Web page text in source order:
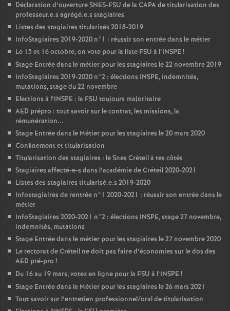
Déclaration d’ouvertureSNES-FSU de la CAPAde titularisation des
professeur.e.s agrégé.e.s stagiaires
Listes des stagiaires titularisés 2018-2019
InfoStagiaires 2019-2020 n°1 : réussir son entrée dans le métier
Le 15 et 16 octobre, on vote pour la liste FSU à l’INSPE !
Stage Entrée dans le métier pour les stagiaires le 22 novembre 2019
InfoStagiaires 2019-2020 n°2 : élections INSPE, indemnités,
mutations, stage du 22 novembre
Elections à l’INSPE : la FSU toujours majoritaire
AED prépro : tout savoir sur le contrat, les missions, la
rémunération...
Stage Entrée dans le Métier pour les stagiaires le 20 mars 2020
Confinement et titularisation
Titularisation des stagiaires : le Snes Créteil à tes côtés
Stagiaires affecté-e-s dans l’académie de Créteil 2020-2021
Listes des stagiaires titularisé.e.s 2019-2020
Infostagiaires de rentrée n°1 2020-2021 : réussir son entrée dans le
métier
InfoStagiaires 2020-2021 n°2 : élections INSPE, stage 27 novembre,
indemnités, mutations
Stage Entrée dans le métier pour les stagiaires le 27 novembre 2020
Le rectorat de Créteil ne doit pas faire d’économies sur le dos des
AED pré-pro !
Du 16 au 19 mars, votez en ligne pour la FSU à l’INSPE !
Stage Entrée dans le Métier pour les stagiaires le 26 mars 2021
Tout savoir sur l’entretien professionnel/oral de titularisation